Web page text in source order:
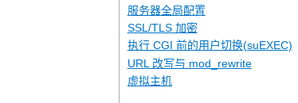
服务器全局配置
SSL/TLS 加密
执行 CGI 前的用户切换(suEXEC)
URL 改写与 mod_rewrite
虚拟主机